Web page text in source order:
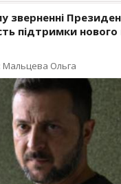
зверненні
підтримки
Мальцева Ольга